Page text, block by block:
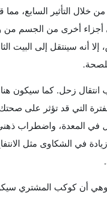
خلال التأثير السابع،
أخرى من الجسم من
أنه سينتقل إلى البيت
انتقال زحل. كما سيكون
التي قد تؤثر على
في المعدة، واضطراب
في الشكاوى مثل
وهي أن كوكب المشتري